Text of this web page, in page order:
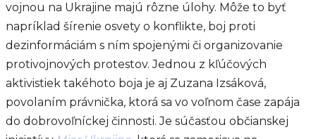
vojnou na Ukrajine majú rôzne úlohy. Môže to byť
napríklad šírenie osvety o konflikte, boj proti
dezinformáciám s ním spojenými či organizovanie
protivojnových protestov. Jednou z kľúčových
aktivistiek takéhoto boja je aj Zuzana Izsáková,
povolaním právnička, ktorá sa vo voľnom čase zapája
do dobrovoľníckej činnosti. Je súčasťou občianskej